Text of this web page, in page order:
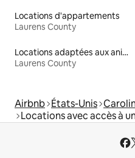
Locations d'appartements
Laurens County
Locations adaptées aux animaux
Laurens County
Airbnb États-Unis
Locations avec accès à